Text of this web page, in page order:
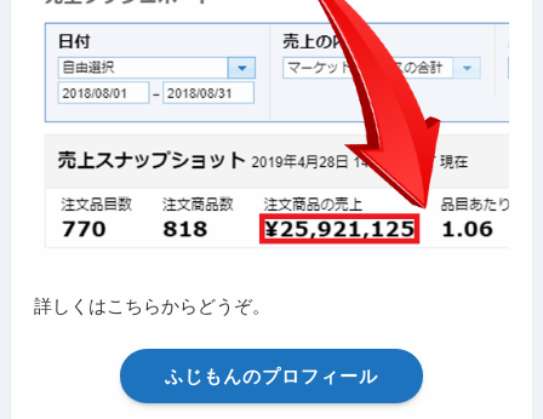
詳しくはこちらからどうぞ。
ふじもんのプロフィール